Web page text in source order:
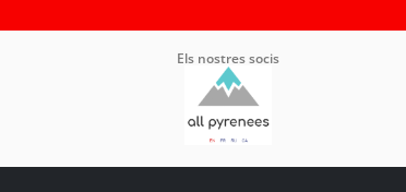
Els nostres socis